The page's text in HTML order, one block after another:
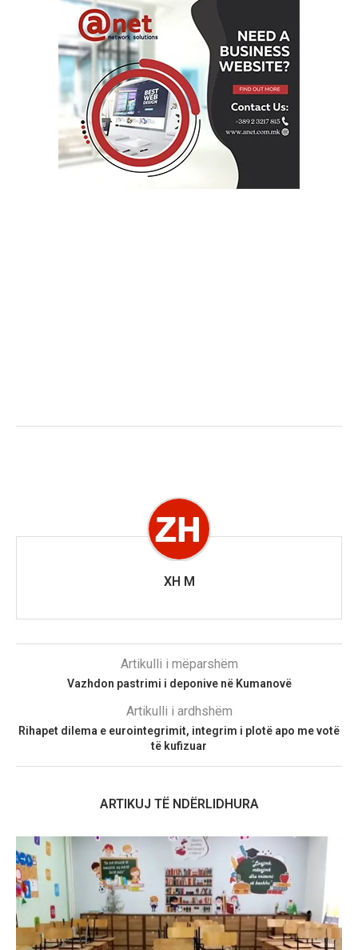
XH M
Artikulli i mëparshëm
Vazhdon pastrimi i deponive në Kumanovë
Artikulli i ardhshëm
Rihapet dilema e eurointegrimit, integrim i plotë apo me votë
të kufizuar
ARTIKUJ TË NDËRLIDHURA